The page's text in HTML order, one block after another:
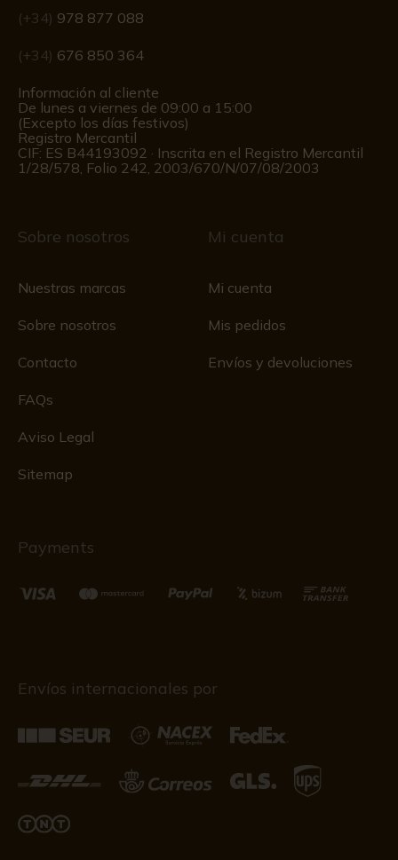
(+34) 978 877 088
(+34) 676 850 364
Información al cliente
De lunes a viernes de 09:00 a 15:00
(Excepto los días festivos)
Registro Mercantil
CIF: ES B44193092 · Inscrita en el Registro Mercantil
1/28/578, Folio 242, 2003/670/N/07/08/2003
Sobre nosotros
Nuestras marcas
Sobre nosotros
Contacto
FAQs
Aviso Legal
Sitemap
Mi cuenta
Mi cuenta
Mis pedidos
Envíos y devoluciones
Payments
Envíos internacionales por